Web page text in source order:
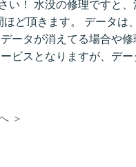
い！ 水没の修理ですと
ど頂きます。 データは
ータが消えてる場合や修
ビスとなりますが、デー
＞